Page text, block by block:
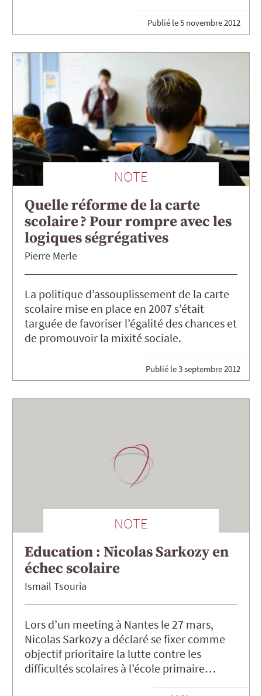
Publié le5 novembre 2012
NOTE
Quelle réforme de la carte
scolaire ? Pour rompre avec les
logiques ségrégatives
Pierre Merle
La politique d’assouplissement de la carte
scolaire mise en place en 2007 s’était
targuée de favoriser l’égalité des chances et
de promouvoir la mixité sociale.
Publié le3 septembre 2012
NOTE
Education : Nicolas Sarkozy en
échec scolaire
Ismail Tsouria
Lors d’un meeting à Nantes le 27 mars,
Nicolas Sarkozy a déclaré se fixer comme
objectif prioritaire la lutte contre les
difficultés scolaires à l’école primaire…